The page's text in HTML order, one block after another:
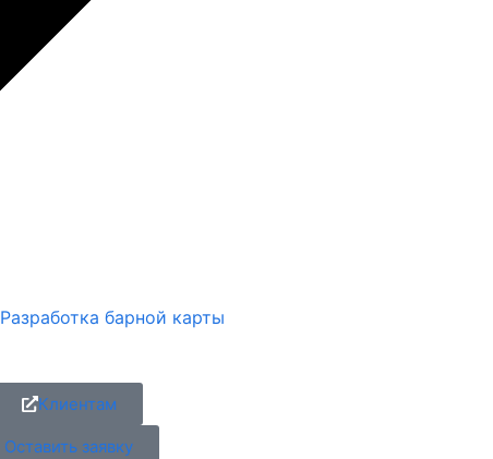
Разработка барной карты
Клиентам
Оставить заявку